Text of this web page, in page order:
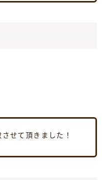
せて頂きました！